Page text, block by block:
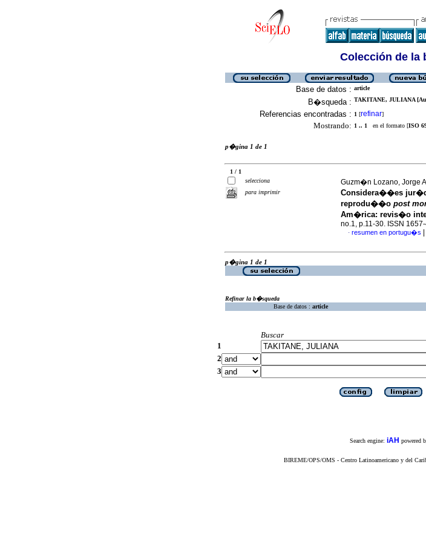
Colección de la
Base de datos : article
B�squeda : TAKITANE, JULIANA
Referencias encontradas : 1 [refinar]
Mostrando: 1 .. 1 en el formato [ISO
p�gina 1 de 1
1 / 1
selecciona
para imprimir
Guzm�n Lozano, Jorge
Considera��es
reprodu��o post
Am�rica: revis�o
no.1, p.11-30. ISSN
· resumen en portugu�s
p�gina 1 de 1
Refinar la b�squeda
Base de datos : article
Buscar
1
2
3
Search engine: iAH powered
BIREME/OPS/OMS - Centro Latinoamericano y del